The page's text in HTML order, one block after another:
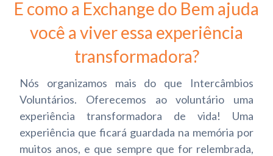
E como a Exchange do Bem ajuda
você a viver essa experiência
transformadora?
Nós organizamos mais do que Intercâmbios
Voluntários. Oferecemos ao voluntário uma
experiência transformadora de vida! Uma
experiência que ficará guardada na memória por
muitos anos, e que sempre que for relembrada,